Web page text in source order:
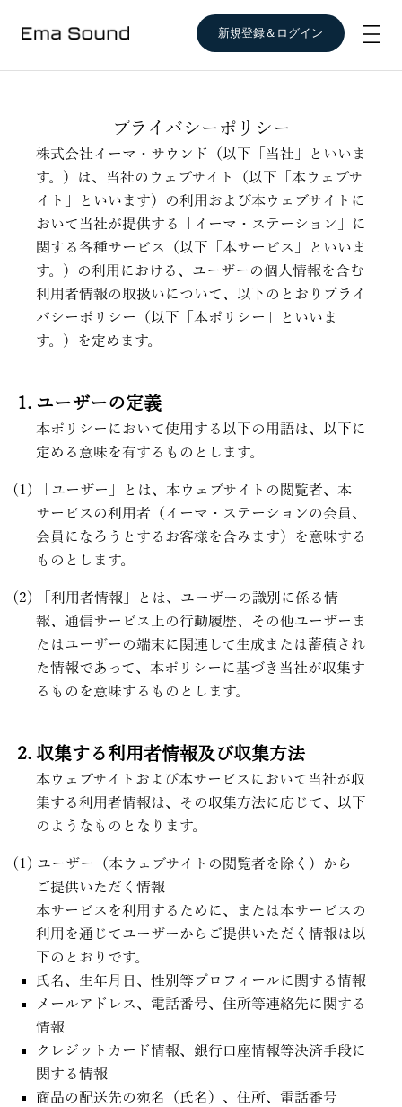
新規登録＆ログイン
プライバシーポリシー
株式会社イーマ・サウンド（以下「当社」といいま
す。）は、当社のウェブサイト（以下「本ウェブサ
イト」といいます）の利用および本ウェブサイトに
おいて当社が提供する「イーマ・ステーション」に
関する各種サービス（以下「本サービス」といいま
す。）の利用における、ユーザーの個人情報を含む
利用者情報の取扱いについて、以下のとおりプライ
バシーポリシー（以下「本ポリシー」といいま
す。）を定めます。
ユーザーの定義
本ポリシーにおいて使用する以下の用語は、以下に
定める意味を有するものとします。
「ユーザー」とは、本ウェブサイトの閲覧者、本
サービスの利用者（イーマ・ステーションの会員、
会員になろうとするお客様を含みます）を意味する
ものとします。
「利用者情報」とは、ユーザーの識別に係る情
報、通信サービス上の行動履歴、その他ユーザーま
たはユーザーの端末に関連して生成または蓄積され
た情報であって、本ポリシーに基づき当社が収集す
るものを意味するものとします。
収集する利用者情報及び収集方法
本ウェブサイトおよび本サービスにおいて当社が収
集する利用者情報は、その収集方法に応じて、以下
のようなものとなります。
ユーザー（本ウェブサイトの閲覧者を除く）から
ご提供いただく情報
本サービスを利用するために、または本サービスの
利用を通じてユーザーからご提供いただく情報は以
下のとおりです。
氏名、生年月日、性別等プロフィールに関する情報
メールアドレス、電話番号、住所等連絡先に関する
情報
クレジットカード情報、銀行口座情報等決済手段に
関する情報
商品の配送先の宛名（氏名）、住所、電話番号